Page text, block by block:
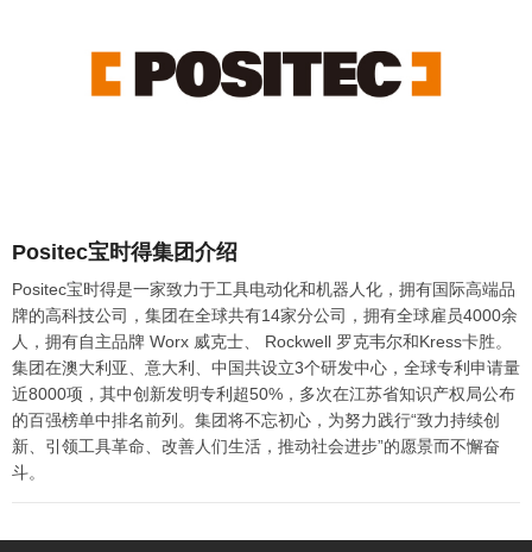
Positec宝时得集团介绍
Positec宝时得是一家致力于工具电动化和机器人化，拥有国际高端品
牌的高科技公司，集团在全球共有14家分公司，拥有全球雇员4000余
人，拥有自主品牌 Worx 威克士、 Rockwell 罗克韦尔和Kress卡胜。
集团在澳大利亚、意大利、中国共设立3个研发中心，全球专利申请量
近8000项，其中创新发明专利超50%，多次在江苏省知识产权局公布
的百强榜单中排名前列。集团将不忘初心，为努力践行“致力持续创
新、引领工具革命、改善人们生活，推动社会进步”的愿景而不懈奋
斗。